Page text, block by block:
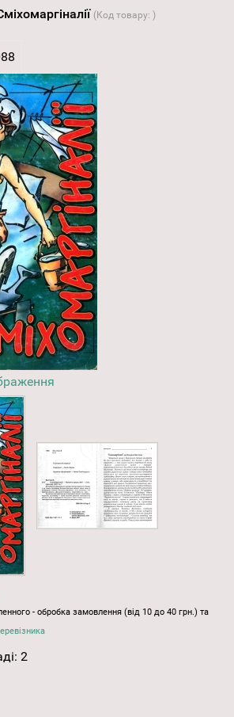
(Код товару: )
- обробка замовлення (від 10 до 40 грн.) та
2